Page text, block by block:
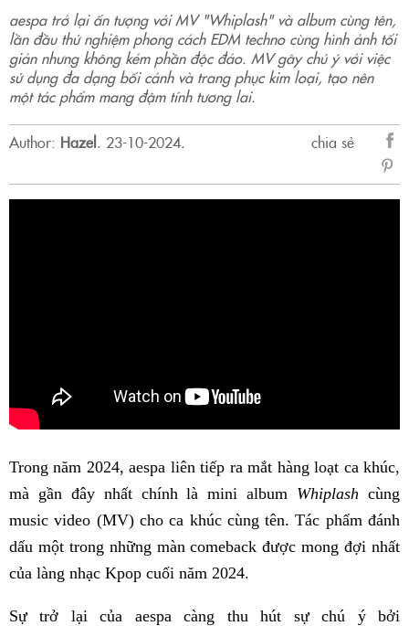
aespa trở lại ấn tượng với MV "Whiplash" và album cùng tên,
lần đầu thử nghiệm phong cách EDM techno cùng hình ảnh tối
giản nhưng không kém phần độc đáo. MV gây chú ý với việc
sử dụng đa dạng bối cảnh và trang phục kim loại, tạo nên
một tác phẩm mang đậm tính tương lai.
Author: Hazel. 23-10-2024.
chia sẻ
sẻ
Trong năm 2024, aespa liên tiếp ra mắt hàng loạt ca khúc,
mà gần đây nhất chính là mini album Whiplash cùng
music video (MV) cho ca khúc cùng tên. Tác phẩm đánh
dấu một trong những màn comeback được mong đợi nhất
của làng nhạc Kpop cuối năm 2024.
Sự trở lại của aespa càng thu hút sự chú ý bởi